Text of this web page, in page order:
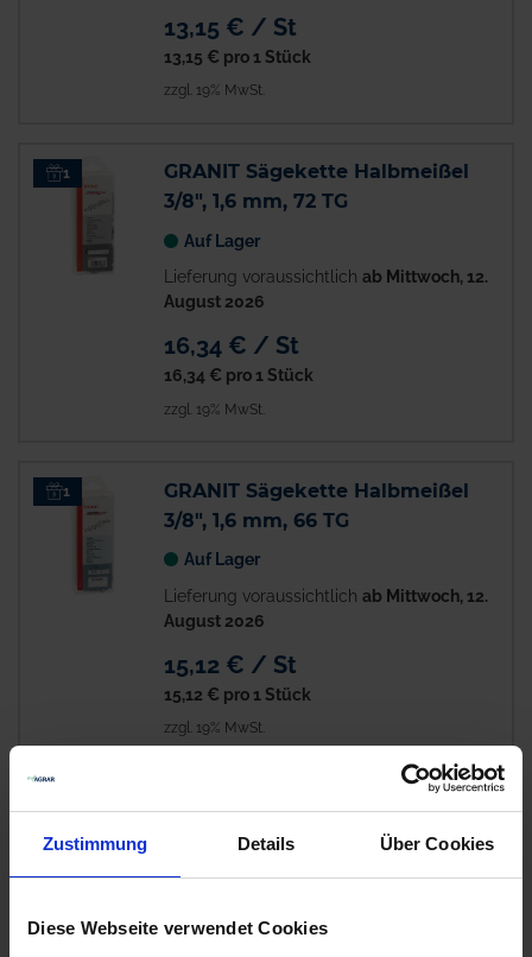
Zustimmung Details Über Cookies
Diese Webseite verwendet Cookies
13,15 € / St
13,15 € pro 1 Stück
zzgl. 19% MwSt.
1
GRANIT Sägekette Halbmeißel
3/8", 1,6 mm, 72 TG
Auf Lager
Lieferung voraussichtlich ab Mittwoch, 12.
August 2026
16,34 € / St
16,34 € pro 1 Stück
zzgl. 19% MwSt.
1
GRANIT Sägekette Halbmeißel
3/8", 1,6 mm, 66 TG
Auf Lager
Lieferung voraussichtlich ab Mittwoch, 12.
August 2026
15,12 € / St
15,12 € pro 1 Stück
zzgl. 19% MwSt.
1
GRANIT Sägekette Halbmeißel
3/8", 1,6 mm, 84 TG
Auf Lager
August 2026